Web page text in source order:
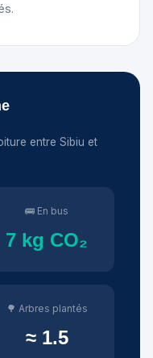
entre Sibiu et
🚌 En bus
7 kg CO₂
🌳 Arbres plantés
≈ 1.5